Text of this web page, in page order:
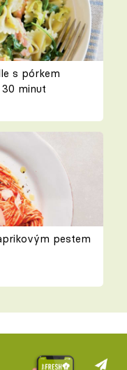
s pórkem
minut
pestem